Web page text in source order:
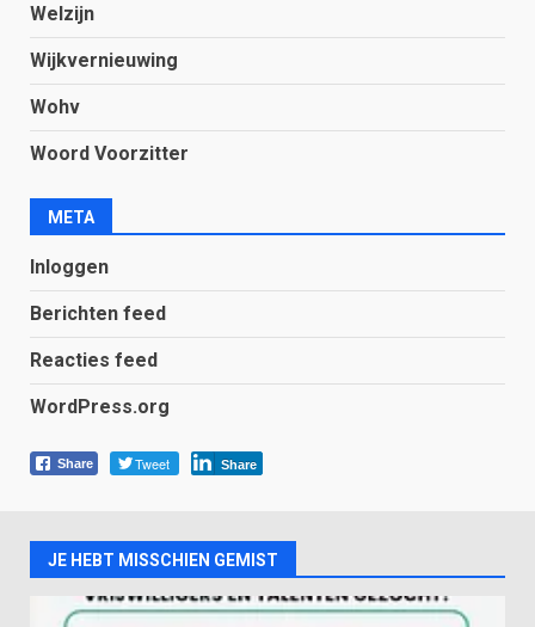
Welzijn
Wijkvernieuwing
Wohv
Woord Voorzitter
META
Inloggen
Berichten feed
Reacties feed
WordPress.org
Share Tweet Share
JE HEBT MISSCHIEN GEMIST